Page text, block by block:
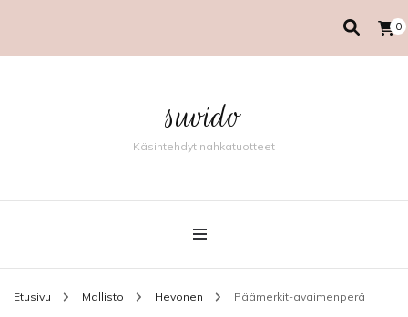
0
suvido
Käsintehdyt nahkatuotteet
Etusivu Mallisto Hevonen Päämerkit-avaimenperä